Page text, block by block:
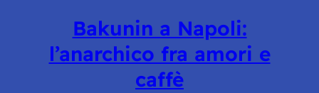
Bakunin a Napoli:
l’anarchico fra amori e
caffè